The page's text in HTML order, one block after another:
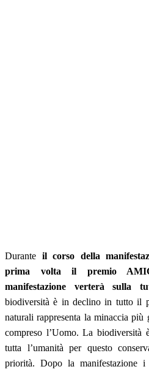
Durante il corso della
prima volta il premio
manifestazione verterà sulla
biodiversità è in declino in tutto il
naturali rappresenta la minaccia
compreso l’Uomo. La biodiversità
tutta l’umanità per questo
priorità. Dopo la manifestazione